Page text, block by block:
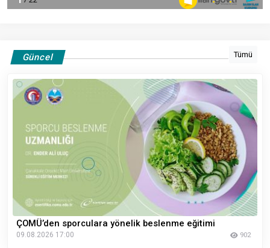
Güncel Tümü
ÇOMÜ’den sporculara yönelik beslenme eğitimi
09.08.2026 17:00 902